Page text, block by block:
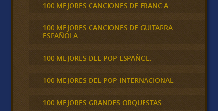
100 MEJORES CANCIONES DE FRANCIA
100 MEJORES CANCIONES DE GUITARRA
ESPAÑOLA
100 MEJORES DEL POP ESPAÑOL.
100 MEJORES DEL POP INTERNACIONAL
100 MEJORES GRANDES ORQUESTAS